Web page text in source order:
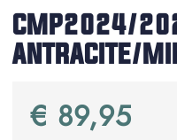
CMP2024/
ANTRACITE/
€ 89,95